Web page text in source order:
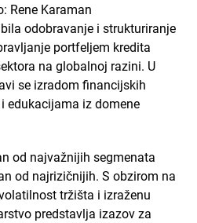
Rene Karaman
odobravanje i strukturiranje
portfeljem kredita
na globalnoj razini. U
se izradom financijskih
edukacijama iz domene
od najvažnijih segmenata
od najrizičnijih. S obzirom na
tržišta i izraženu
predstavlja izazov za